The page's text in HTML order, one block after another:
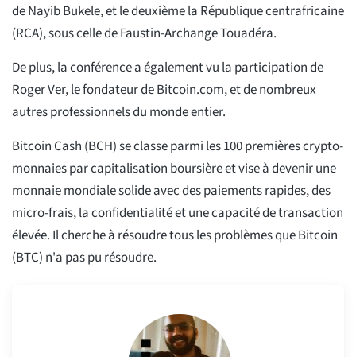
de Nayib Bukele, et le deuxième la République centrafricaine
(RCA), sous celle de Faustin-Archange Touadéra.
De plus, la conférence a également vu la participation de
Roger Ver, le fondateur de Bitcoin.com, et de nombreux
autres professionnels du monde entier.
Bitcoin Cash (BCH) se classe parmi les 100 premières crypto-
monnaies par capitalisation boursière et vise à devenir une
monnaie mondiale solide avec des paiements rapides, des
micro-frais, la confidentialité et une capacité de transaction
élevée. Il cherche à résoudre tous les problèmes que Bitcoin
(BTC) n'a pas pu résoudre.